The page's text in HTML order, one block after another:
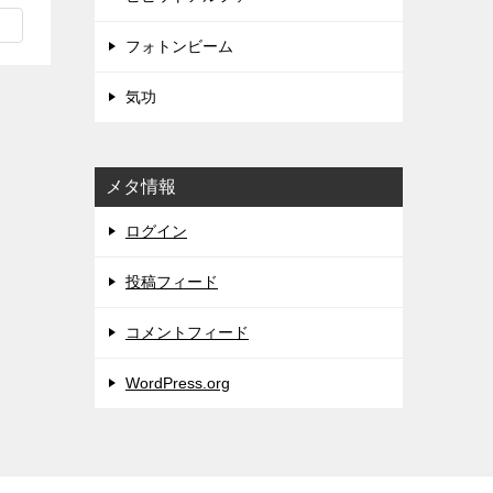
フォトンビーム
気功
メタ情報
ログイン
投稿フィード
コメントフィード
WordPress.org